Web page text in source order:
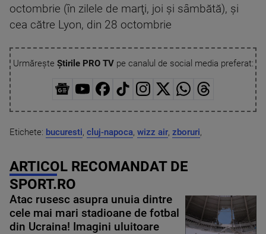
octombrie (în zilele de marţi, joi şi sâmbătă), şi
cea către Lyon, din 28 octombrie
Urmărește Știrile PRO TVpe canalul de social media preferat:
Etichete: bucuresti, cluj-napoca, wizz air, zboruri,
ARTICOL RECOMANDAT DE
SPORT.RO
Atac rusesc asupra unuia dintre
cele mai mari stadioane de fotbal
din Ucraina! Imagini uluitoare